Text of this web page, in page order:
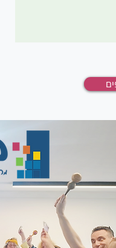
בנושא: אחריות "כי האדם
רפלקציה לט"ו בשבט דפי
לקביעת מטרות ולהעצמה
דרך התבוננות בטבע משחק מסלול
- ניבים וביטויים הבמה של אנשי
תלקיט לט"ו בשבט
לשורשים איזה תבלין